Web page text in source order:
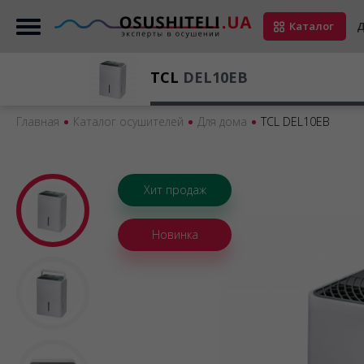
Каталог
Главная Каталог осушителей Для дома TCL DEL10EB
TCL DEL10EB
Хит продаж
Новинка